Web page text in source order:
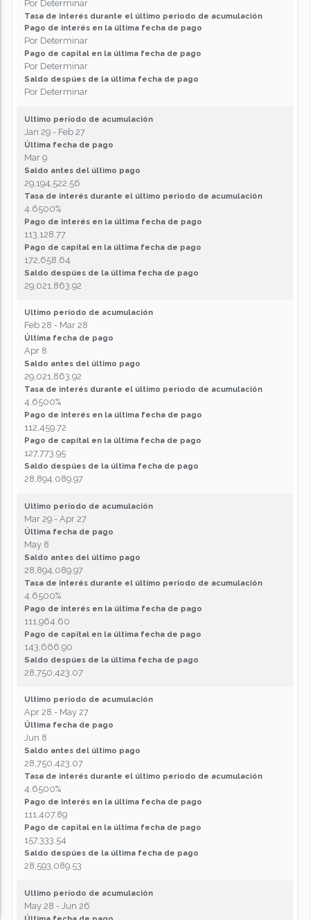
Por Determinar
Tasa de interés durante el último periodo de acumulación
Pago de interés en la última fecha de pago
Por Determinar
Pago de capital en la última fecha de pago
Por Determinar
Saldo despúes de la última fecha de pago
Por Determinar
Ultimo período de acumulación
Jan 29 - Feb 27
Última fecha de pago
Mar 9
Saldo antes del último pago
29,194,522.56
Tasa de interés durante el último periodo de acumulación
4.6500%
Pago de interés en la última fecha de pago
113,128.77
Pago de capital en la última fecha de pago
172,658.64
Saldo despúes de la última fecha de pago
29,021,863.92
Ultimo período de acumulación
Feb 28 - Mar 28
Última fecha de pago
Apr 8
Saldo antes del último pago
29,021,863.92
Tasa de interés durante el último periodo de acumulación
4.6500%
Pago de interés en la última fecha de pago
112,459.72
Pago de capital en la última fecha de pago
127,773.95
Saldo despúes de la última fecha de pago
28,894,089.97
Ultimo período de acumulación
Mar 29 - Apr 27
Última fecha de pago
May 8
Saldo antes del último pago
28,894,089.97
Tasa de interés durante el último periodo de acumulación
4.6500%
Pago de interés en la última fecha de pago
111,964.60
Pago de capital en la última fecha de pago
143,666.90
Saldo despúes de la última fecha de pago
28,750,423.07
Ultimo período de acumulación
Apr 28 - May 27
Última fecha de pago
Jun 8
Saldo antes del último pago
28,750,423.07
Tasa de interés durante el último periodo de acumulación
4.6500%
Pago de interés en la última fecha de pago
111,407.89
Pago de capital en la última fecha de pago
157,333.54
Saldo despúes de la última fecha de pago
28,593,089.53
Ultimo período de acumulación
May 28 - Jun 26